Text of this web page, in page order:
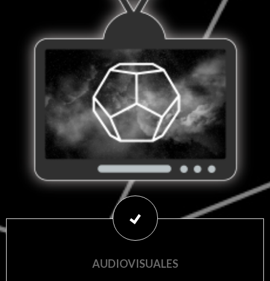
AUDIOVISUALES